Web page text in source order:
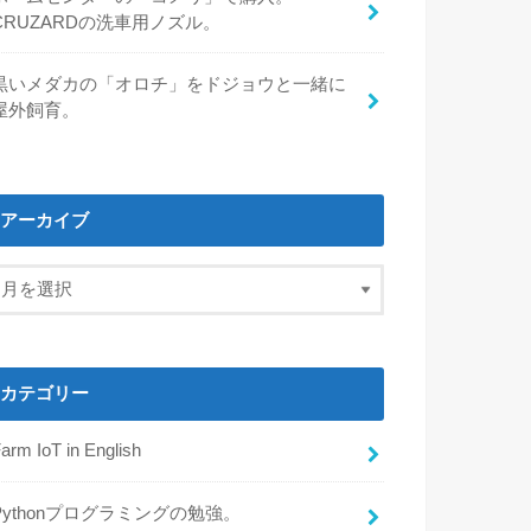
の洗車用ノズル。
いメダカの「オロチ」をドジョウと一緒に
外飼育。
アーカイブ
カテゴリー
IoT in English
プログラミングの勉強。